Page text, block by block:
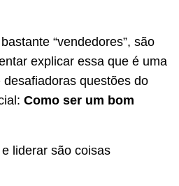
“vendedores”, são
explicar essa que é uma
questões do
Como ser um bom
liderar são coisas